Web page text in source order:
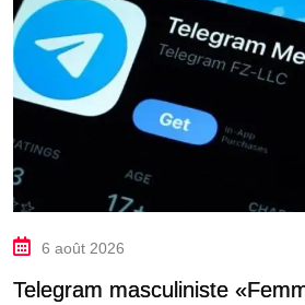
6 août 2026
Telegram masculiniste